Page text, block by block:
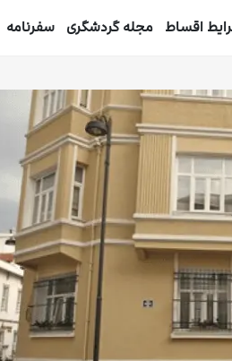
اقساط مجله گردشگری سفرنامه